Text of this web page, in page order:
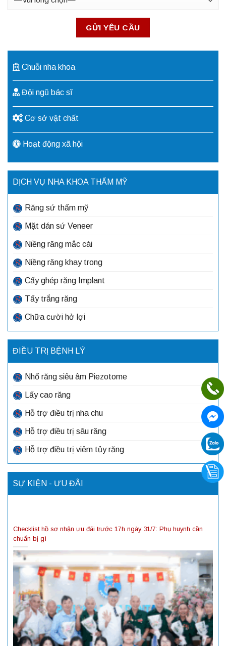
Chuỗi nha khoa
Đội ngũ bác sĩ
Cơ sở vật chất
Hoạt động xã hội
DỊCH VỤ NHA KHOA THẨM MỸ
Răng sứ thẩm mỹ
Mặt dán sứ Veneer
Niềng răng mắc cài
Niềng răng khay trong
Cấy ghép răng Implant
Tẩy trắng răng
Chữa cười hở lợi
ĐIỀU TRỊ BỆNH LÝ
Nhổ răng siêu âm Piezotome
Lấy cao răng
Hỗ trợ điều trị nha chu
Hỗ trợ điều trị sâu răng
Hỗ trợ điều trị viêm tủy răng
SỰ KIỆN - ƯU ĐÃI
Checklist hồ sơ nhận ưu đãi trước 17h ngày 31/7: Phụ huynh cần
chuẩn bị gì